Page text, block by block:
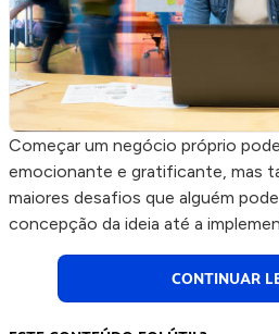
Começar um negócio próprio
emocionante e gratificante, mas
maiores desafios que alguém
concepção da ideia até a
CONTINUAR